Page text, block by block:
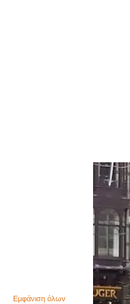
Εμφάνιση όλων